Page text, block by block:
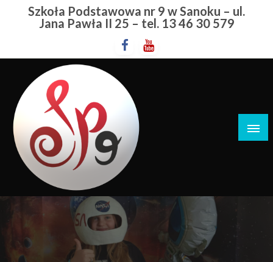
PrzejdźSzkoła Podstawowa nr 9 w Sanoku – ul.
Jana Pawła II 25 – tel. 13 46 30 579
Szkoła Podstawowa nr 9 w Sanoku